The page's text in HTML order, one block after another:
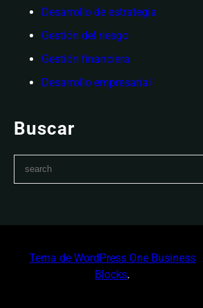
Desarrollo de estrategia
Gestión del riesgo
Gestión financiera
Desarrollo empresarial
Buscar
c
Tema de WordPress One Business
Blocks.